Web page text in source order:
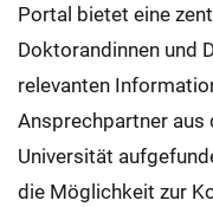
Portal bietet eine
Doktorandinnen und
relevanten
Ansprechpartner aus
Universität
die Möglichkeit zur